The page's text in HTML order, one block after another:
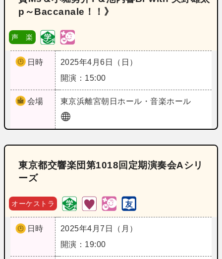
p～Baccanale！！》
声 楽
日時
2025年4月6日（日）
開演：15:00
会場 東京浜離宮朝日ホール・音楽ホール
東京都交響楽団第1018回定期演奏会Aシリ
ーズ
オーケストラ
日時
2025年4月7日（月）
開演：19:00